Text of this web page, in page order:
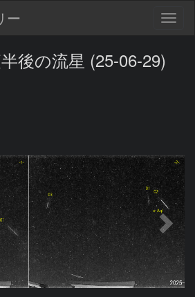
ー
後の流星 (25-06-29)